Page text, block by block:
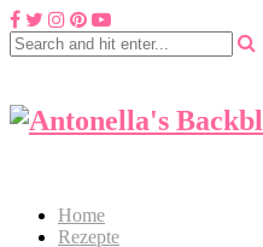
Home
Rezepte